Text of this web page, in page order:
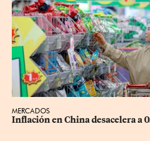
MERCADOS
Inflación en China desacelera a